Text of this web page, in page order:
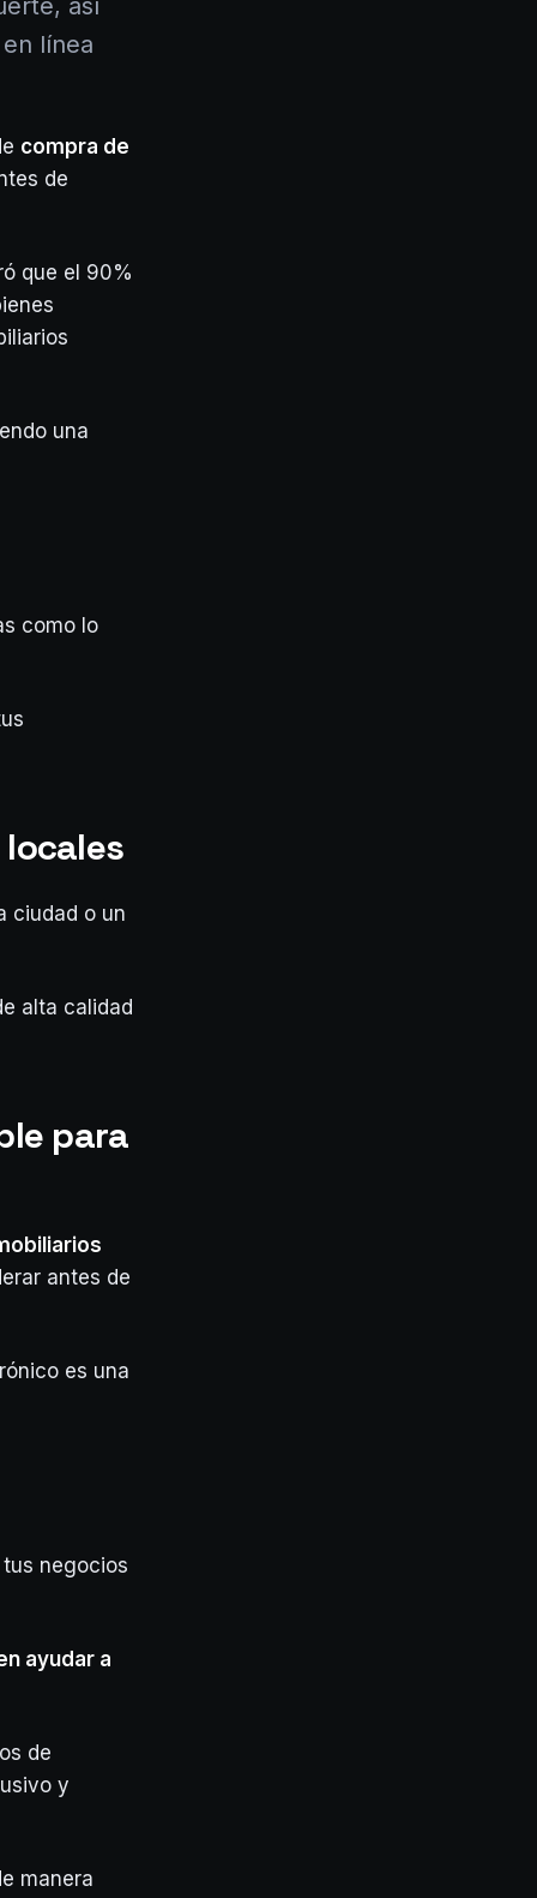
así
línea
compra de
de
que el 90%
una
como lo
ciudad o un
alta calidad
para
antes de
es una
negocios
ayudar a
de
y
manera